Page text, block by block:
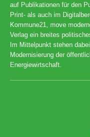
auf Publikationen für den
Print- als auch im
Kommune21, move
Verlag ein breites
Im Mittelpunkt stehen
Modernisierung der
Energiewirtschaft.